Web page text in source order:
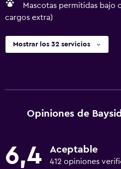
Mascotas permitidas bajo
cargos extra)
Mostrar los 32 servicios
Opiniones de
6,4 Aceptable
412 opiniones